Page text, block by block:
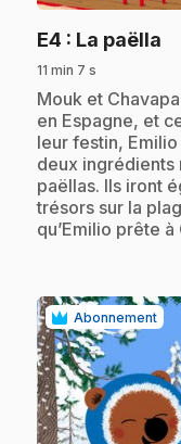
E4 : La paëlla
11 min 7 s
.Mouk et
en Espagne, et
leur festin,
deux ingrédients
paëllas. Ils iront
trésors sur la
qu’Emilio prête
Abonnement